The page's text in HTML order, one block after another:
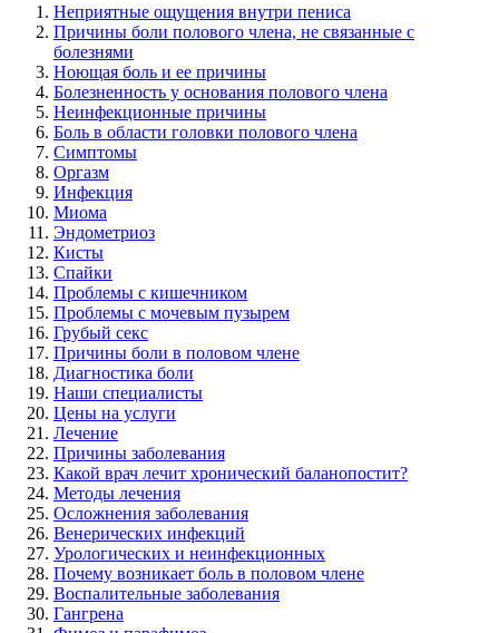
Неприятные ощущения внутри пениса
Причины боли полового члена, не связанные с
болезнями
Ноющая боль и ее причины
Болезненность у основания полового члена
Неинфекционные причины
Боль в области головки полового члена
Симптомы
Оргазм
Инфекция
Миома
Эндометриоз
Кисты
Спайки
Проблемы с кишечником
Проблемы с мочевым пузырем
Грубый секс
Причины боли в половом члене
Диагностика боли
Наши специалисты
Цены на услуги
Лечение
Причины заболевания
Какой врач лечит хронический баланопостит?
Методы лечения
Осложнения заболевания
Венерических инфекций
Урологических и неинфекционных
Почему возникает боль в половом члене
Воспалительные заболевания
Гангрена